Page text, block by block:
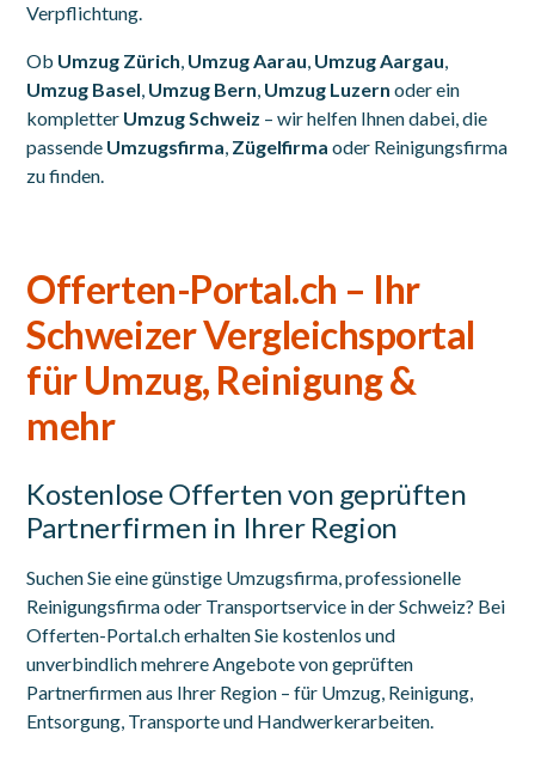
Verpflichtung.
Ob Umzug Zürich, Umzug Aarau, Umzug Aargau,
Umzug Basel, Umzug Bern, Umzug Luzern oder ein
kompletter Umzug Schweiz – wir helfen Ihnen dabei, die
passende Umzugsfirma, Zügelfirma oder Reinigungsfirma
zu finden.
Offerten-Portal.ch – Ihr
Schweizer Vergleichsportal
für Umzug, Reinigung &
mehr
Kostenlose Offerten von geprüften
Partnerfirmen in Ihrer Region
Suchen Sie eine günstige Umzugsfirma, professionelle
Reinigungsfirma oder Transportservice in der Schweiz? Bei
Offerten-Portal.ch erhalten Sie kostenlos und
unverbindlich mehrere Angebote von geprüften
Partnerfirmen aus Ihrer Region – für Umzug, Reinigung,
Entsorgung, Transporte und Handwerkerarbeiten.